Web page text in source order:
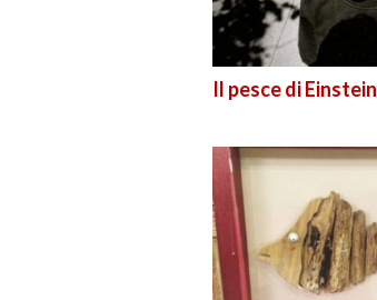
Il pesce di Einstein